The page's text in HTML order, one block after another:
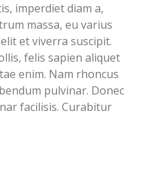
imperdiet diam a,
massa, eu varius
et viverra suscipit.
felis sapien aliquet
enim. Nam rhoncus
pulvinar. Donec
facilisis. Curabitur